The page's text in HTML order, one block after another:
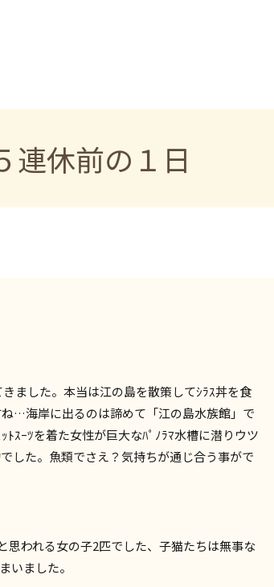
連休前の１日
ました。本当は江の島を散策してｼﾗｽ丼を食
…海岸に出るのは諦めて「江の島水族館」で
ｽｰﾂを着た女性が巨大なﾊﾟﾉﾗﾏ水槽に潜りウツ
した。魚類でさえ？気持ちが通じ合う事がで
思われる女の子2匹でした、子猫たちは無事な
いました。